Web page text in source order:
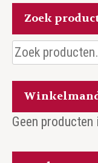
Zoek
Zoeken
naar:
Geen